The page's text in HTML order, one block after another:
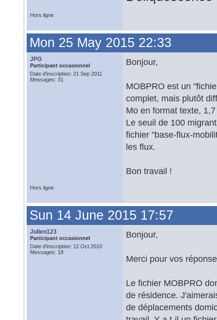
Hors ligne
Mon 25 May 2015 22:33
JPG
Participant occasionnel
Date d'inscription: 21 Sep 2011
Messages: 31
Bonjour,
MOBPRO est un
complet, mais plutôt
Mo en format texte,
Le seuil de 100
fichier "base-flux-
les flux.
Bon travail !
Hors ligne
Sun 14 June 2015 17:57
Julien123
Participant occasionnel
Date d'inscription: 12 Oct 2010
Messages: 18
Bonjour,
Merci pour vos
Le fichier MOBPRO
de résidence.
de déplacements